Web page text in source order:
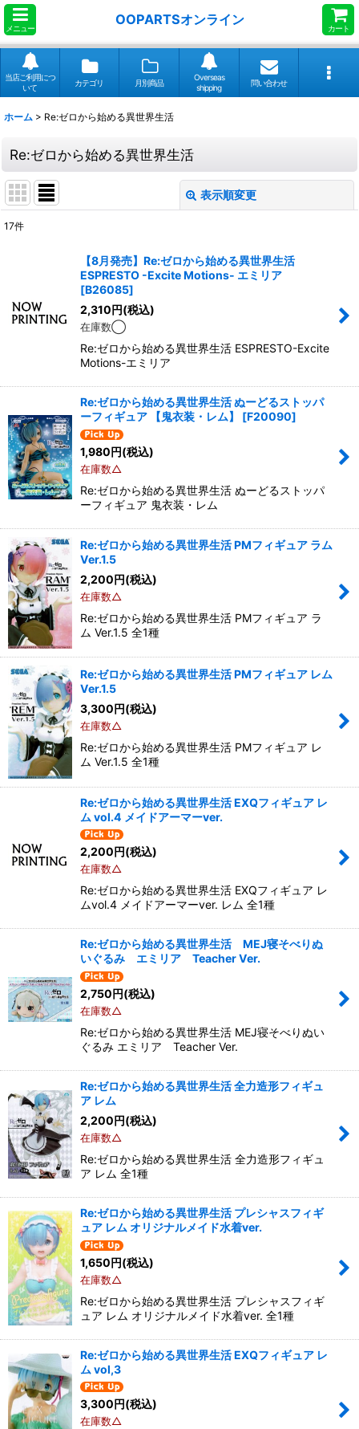
メニュー
OOPARTSオンライン
カート
当店ご利用につ
いて
カテゴリ 月別商品
Overseas
shipping
問い合わせ
ホーム > Re:ゼロから始める異世界生活
Re:ゼロから始める異世界生活
表示順変更
17件
【8月発売】Re:ゼロから始める異世界生活
ESPRESTO -Excite Motions- エミリア
[B26085]
2,310円(税込)
在庫数◯
Re:ゼロから始める異世界生活 ESPRESTO-Excite
Motions-エミリア
Re:ゼロから始める異世界生活 ぬーどるストッパ
ーフィギュア 【鬼衣装・レム】
[F20090]
1,980円(税込)
在庫数△
Re:ゼロから始める異世界生活 ぬーどるストッパ
ーフィギュア 鬼衣装・レム
Re:ゼロから始める異世界生活 PMフィギュア ラム
Ver.1.5
2,200円(税込)
在庫数△
Re:ゼロから始める異世界生活 PMフィギュア ラ
ム Ver.1.5 全1種
Re:ゼロから始める異世界生活 PMフィギュア レム
Ver.1.5
3,300円(税込)
在庫数△
Re:ゼロから始める異世界生活 PMフィギュア レ
ム Ver.1.5 全1種
Re:ゼロから始める異世界生活 EXQフィギュア レ
ム vol.4 メイドアーマーver.
2,200円(税込)
在庫数△
Re:ゼロから始める異世界生活 EXQフィギュア レ
ムvol.4 メイドアーマーver. レム 全1種
Re:ゼロから始める異世界生活 MEJ寝そべりぬ
いぐるみ エミリア Teacher Ver.
2,750円(税込)
在庫数△
Re:ゼロから始める異世界生活 MEJ寝そべりぬい
ぐるみ エミリア Teacher Ver.
Re:ゼロから始める異世界生活 全力造形フィギュ
ア レム
2,200円(税込)
在庫数△
Re:ゼロから始める異世界生活 全力造形フィギュ
ア レム 全1種
Re:ゼロから始める異世界生活 プレシャスフィギ
ュア レム オリジナルメイド水着ver.
1,650円(税込)
在庫数△
Re:ゼロから始める異世界生活 プレシャスフィギ
ュア レム オリジナルメイド水着ver. 全1種
Re:ゼロから始める異世界生活 EXQフィギュア レ
ム vol,3
3,300円(税込)
在庫数△